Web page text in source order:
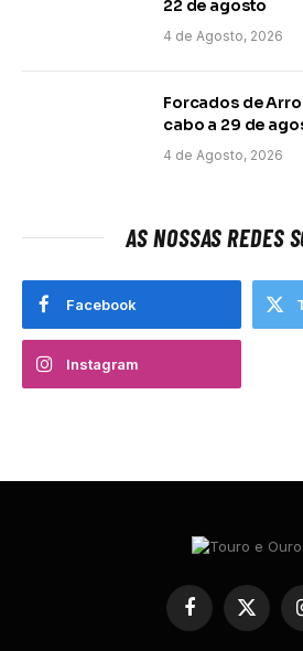
22 de agosto
4 de Agosto, 2026
Forcados de
cabo a 29 de
4 de Agosto, 2026
AS NOSSAS REDES
Facebook
Instagram
Facebook
X